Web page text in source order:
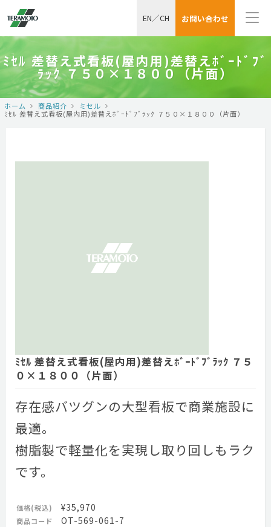
お問い合わせ
EN／CH
ﾐｾﾙ 差替え式看板(屋内用)差替えﾎﾞｰﾄﾞﾌﾞ
ﾗｯｸ ７５０×１８００（片面）
ホーム 商品紹介
ミセル
ﾐｾﾙ 差替え式看板(屋内用)差替えﾎﾞｰﾄﾞﾌﾞﾗｯｸ ７５０×１８００（片面）
ﾐｾﾙ 差替え式看板(屋内用)差替えﾎﾞｰﾄﾞﾌﾞﾗｯｸ ７５
０×１８００（片面）
存在感バツグンの大型看板で商業施設に
最適。
樹脂製で軽量化を実現し取り回しもラク
です。
価格(税込) ¥35,970
商品コード OT-569-061-7